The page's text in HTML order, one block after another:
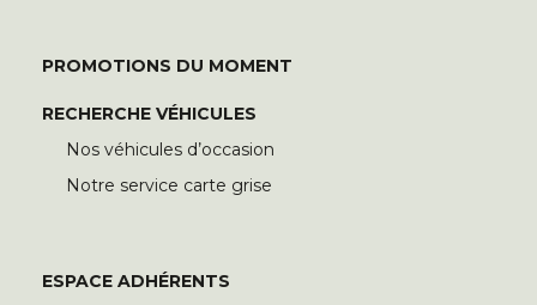
PROMOTIONS DU MOMENT
RECHERCHE VÉHICULES
Nos véhicules d’occasion
Notre service carte grise
ESPACE ADHÉRENTS